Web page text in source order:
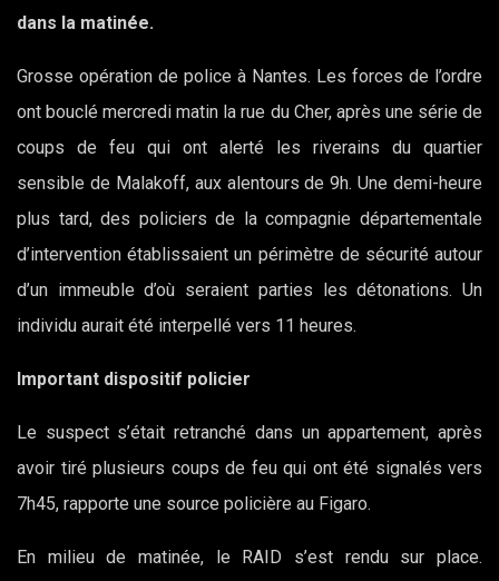
dans la matinée.
Grosse opération de police à Nantes. Les forces de l’ordre
ont bouclé mercredi matin la rue du Cher, après une série de
coups de feu qui ont alerté les riverains du quartier
sensible de Malakoff, aux alentours de 9h. Une demi-heure
plus tard, des policiers de la compagnie départementale
d’intervention établissaient un périmètre de sécurité autour
d’un immeuble d’où seraient parties les détonations. Un
individu aurait été interpellé vers 11 heures.
Important dispositif policier
Le suspect s’était retranché dans un appartement, après
avoir tiré plusieurs coups de feu qui ont été signalés vers
7h45, rapporte une source policière au Figaro.
En milieu de matinée, le RAID s’est rendu sur place.